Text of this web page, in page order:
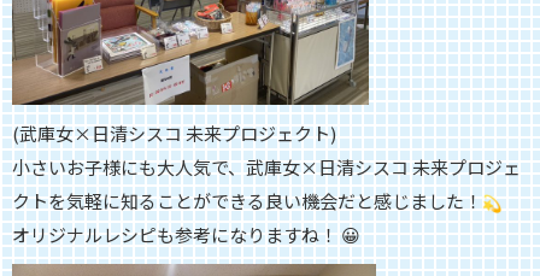
(武庫女×日清シスコ 未来プロジェクト)
小さいお子様にも大人気で、武庫女×日清シスコ 未来プロジェ
クトを気軽に知ることができる良い機会だと感じました！
オリジナルレシピも参考になりますね！ 😀